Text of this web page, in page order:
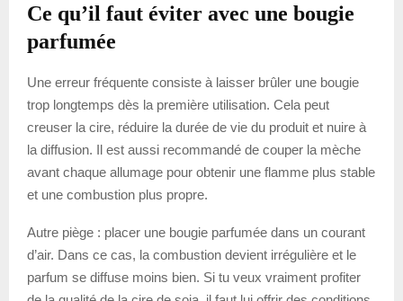
Ce qu’il faut éviter avec une bougie
parfumée
Une erreur fréquente consiste à laisser brûler une bougie
trop longtemps dès la première utilisation. Cela peut
creuser la cire, réduire la durée de vie du produit et nuire à
la diffusion. Il est aussi recommandé de couper la mèche
avant chaque allumage pour obtenir une flamme plus stable
et une combustion plus propre.
Autre piège : placer une bougie parfumée dans un courant
d’air. Dans ce cas, la combustion devient irrégulière et le
parfum se diffuse moins bien. Si tu veux vraiment profiter